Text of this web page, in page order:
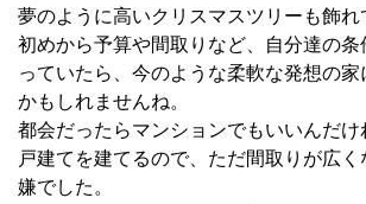
夢のように高いクリスマスツリーも飾れ
初めから予算や間取りなど、自分達の条
っていたら、今のような柔軟な発想の家
かもしれませんね。
都会だったらマンションでもいいんだけ
戸建てを建てるので、ただ間取りが広
嫌でした。